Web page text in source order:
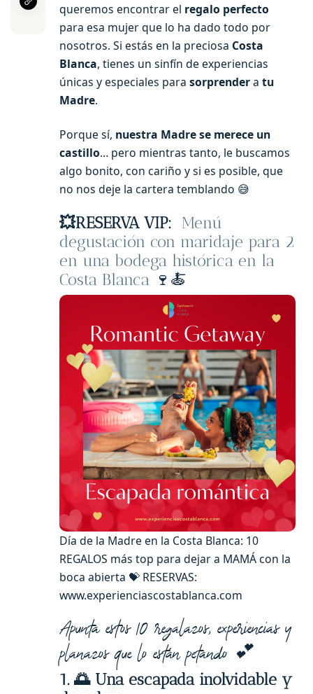
queremos encontrar el regalo perfecto
para esa mujer que lo ha dado todo por
nosotros. Si estás en la preciosa Costa
Blanca, tienes un sinfín de experiencias
únicas y especiales para sorprendera tu
Madre.
Porque sí, nuestra Madre se merece un
castillo… pero mientras tanto, le buscamos
algo bonito, con cariño y si es posible, que
no nos deje la cartera temblando 😅
💥RESERVA VIP: Menú
degustación con maridaje para 2
en una bodega histórica en la
Costa Blanca 🍷🍝
Día de la Madre en la Costa Blanca: 10
REGALOS más top para dejar a MAMÁ con la
boca abierta 💝 RESERVAS:
www.experienciascostablanca.com
Apunta estos 10 regalazos, experiencias y
planazos que lo están petando 💕
1. 🌅 Una escapada inolvidable y